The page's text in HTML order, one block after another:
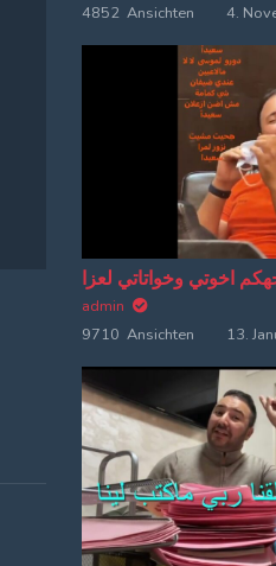
4852 Ansichten
4.
admin
9710 Ansichten
13.